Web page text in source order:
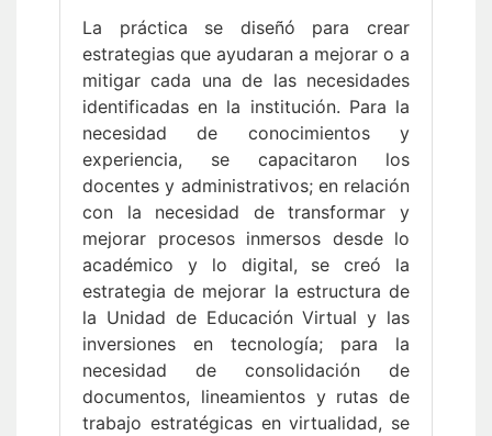
La práctica se diseñó para crear
estrategias que ayudaran a mejorar o a
mitigar cada una de las necesidades
identificadas en la institución. Para la
necesidad de conocimientos y
experiencia, se capacitaron los
docentes y administrativos; en relación
con la necesidad de transformar y
mejorar procesos inmersos desde lo
académico y lo digital, se creó la
estrategia de mejorar la estructura de
la Unidad de Educación Virtual y las
inversiones en tecnología; para la
necesidad de consolidación de
documentos, lineamientos y rutas de
trabajo estratégicas en virtualidad, se